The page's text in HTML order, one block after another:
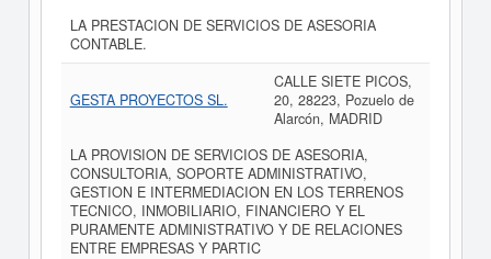
LA PRESTACION DE SERVICIOS DE ASESORIA
CONTABLE.
GESTA PROYECTOS SL.
CALLE SIETE PICOS,
20, 28223, Pozuelo de
Alarcón, MADRID
LA PROVISION DE SERVICIOS DE ASESORIA,
CONSULTORIA, SOPORTE ADMINISTRATIVO,
GESTION E INTERMEDIACION EN LOS TERRENOS
TECNICO, INMOBILIARIO, FINANCIERO Y EL
PURAMENTE ADMINISTRATIVO Y DE RELACIONES
ENTRE EMPRESAS Y PARTIC